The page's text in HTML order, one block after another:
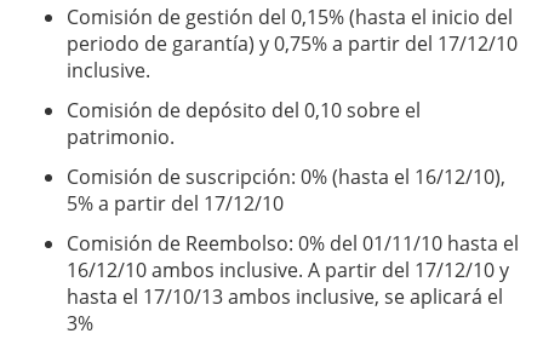
Comisión de gestión del 0,15% (hasta el inicio del
periodo de garantía) y 0,75% a partir del 17/12/10
inclusive.
Comisión de depósito del 0,10 sobre el
patrimonio.
Comisión de suscripción: 0% (hasta el 16/12/10),
5% a partir del 17/12/10
Comisión de Reembolso: 0% del 01/11/10 hasta el
16/12/10 ambos inclusive. A partir del 17/12/10 y
hasta el 17/10/13 ambos inclusive, se aplicará el
3%